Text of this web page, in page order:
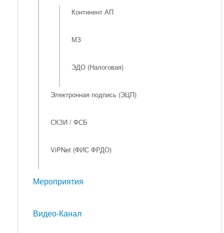
Континент АП
МЗ
ЭДО (Налоговая)
Электронная подпись (ЭЦП)
СКЗИ / ФСБ
ViPNet (ФИС ФРДО)
Мероприятия
Видео-Канал